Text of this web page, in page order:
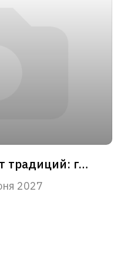
Абонемент №1 «35 лет традиций: главные события сезона»
2027